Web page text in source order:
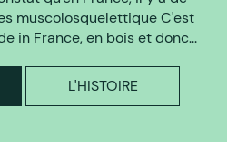
muscolosquelettique C'est
in France, en bois et donc...
L'HISTOIRE